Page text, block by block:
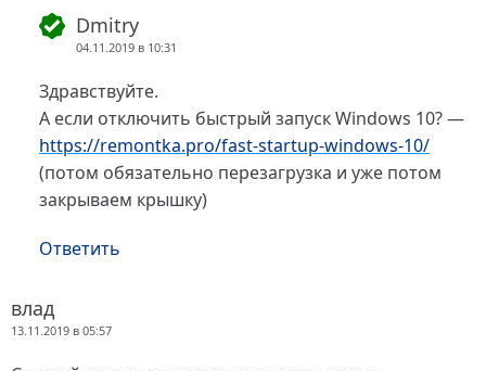
Dmitry
04.11.2019 в 10:31
Здравствуйте.
А если отключить быстрый запуск Windows 10? —
https://remontka.pro/fast-startup-windows-10/
(потом обязательно перезагрузка и уже потом
закрываем крышку)
Ответить
влад
13.11.2019 в 05:57